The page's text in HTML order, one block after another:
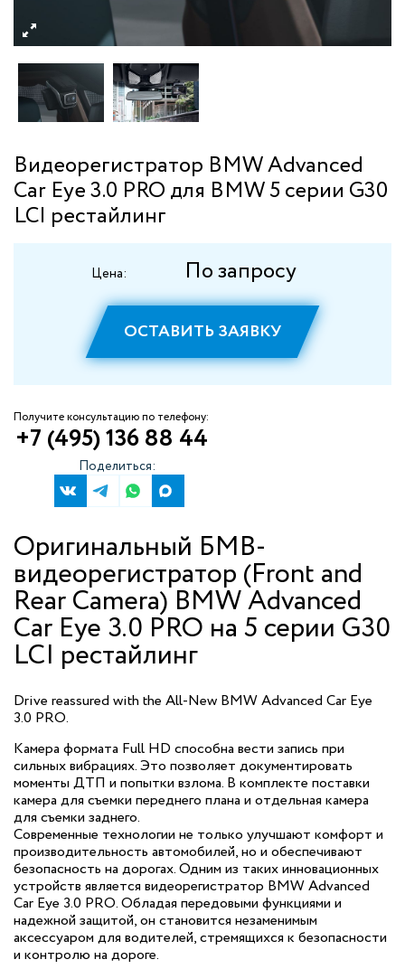
Видеорегистратор BMW Advanced
Car Eye 3.0 PRO для BMW 5 серии G30
LCI рестайлинг
Цена: По запросу
ОСТАВИТЬ ЗАЯВКУ
Получите консультацию по телефону:
+7 (495) 136 88 44
Поделиться:
Оригинальный БМВ-
видеорегистратор (Front and
Rear Camera) BMW Advanced
Car Eye 3.0 PRO на 5 серии G30
LCI рестайлинг
Drive reassured with the All-New BMW Advanced Car Eye
3.0 PRO.
Камера формата Full HD способна вести запись при
сильных вибрациях. Это позволяет документировать
моменты ДТП и попытки взлома. В комплекте поставки
камера для съемки переднего плана и отдельная камера
для съемки заднего.
Современные технологии не только улучшают комфорт и
производительность автомобилей, но и обеспечивают
безопасность на дорогах. Одним из таких инновационных
устройств является видеорегистратор BMW Advanced
Car Eye 3.0 PRO. Обладая передовыми функциями и
надежной защитой, он становится незаменимым
аксессуаром для водителей, стремящихся к безопасности
и контролю на дороге.